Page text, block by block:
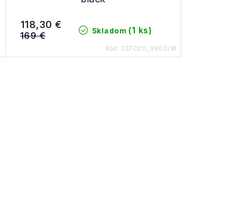
Skladom (1 ks)
118,30 €
169 €
Kód: 2370211_9000/M